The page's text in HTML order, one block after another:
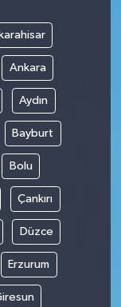
Ankara
Aydın
Bayburt
Bolu
Çankırı
Düzce
Erzurum